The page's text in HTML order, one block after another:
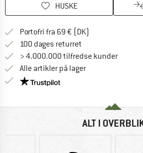
HUSKE
Portofri fra 69 € (DK)
100 dages returret
> 4.000.000 tilfredse kunder
Alle artikler på lager
Vi er Trustpilot-
ALT I